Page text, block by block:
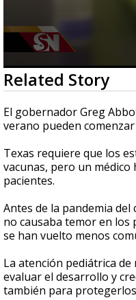
0
seconds
of
2
minutes,
36
Related Story
El gobernador Greg
verano pueden
Texas requiere que los
vacunas, pero un
pacientes.
Antes de la pandemia
no causaba temor en los
se han vuelto menos
La atención pediátrica
evaluar el desarrollo y
también para